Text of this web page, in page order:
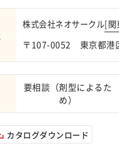
株式会社ネオサークル[関
〒107-0052 東京都港
要相談（剤型によるた
め）
カタログダウンロード